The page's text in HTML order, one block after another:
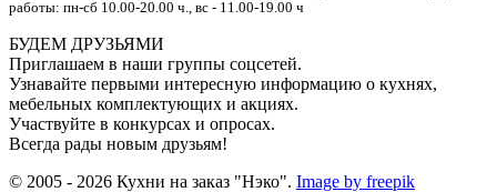
работы: пн-cб 10.00-20.00 ч., вс - 11.00-19.00 ч
БУДЕМ ДРУЗЬЯМИ
Приглашаем в наши группы соцсетей.
Узнавайте первыми интересную информацию о кухнях,
мебельных комплектующих и акциях.
Участвуйте в конкурсах и опросах.
Всегда рады новым друзьям!
© 2005 - 2026 Кухни на заказ "Нэко". Image by freepik